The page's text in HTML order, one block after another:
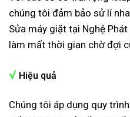
chúng tôi đảm bảo sử lí
Sửa máy giặt tại Nghệ
làm mất thời gian chờ đợi
√ Hiệu quả
Chúng tôi áp dụng quy